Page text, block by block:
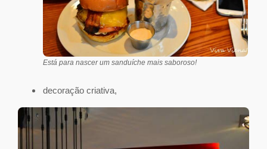
Está para nascer um sanduíche mais saboroso!
decoração criativa,